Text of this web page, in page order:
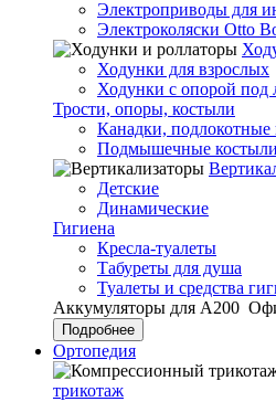
Электроприводы для
Электроколяски Otto
Ходунки для взрослых
Ходунки с опорой под
Трости, опоры, костыли
Канадки, подлокотные
Подмышечные костыли
Детские
Динамические
Гигиена
Кресла-туалеты
Табуреты для душа
Туалеты и средства
Аккумуляторы для А200
Подробнее
Ортопедия
трикотаж